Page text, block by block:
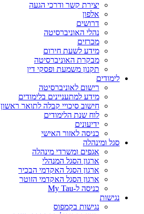
יצירת קשר ודרכי הגעה
אלפון
דרושים
נהלי האוניברסיטה
מכרזים
מידע לשעת חירום
מבקרת האוניברסיטה
תקנון משמעת ופסקי דין
לימודים
רישום לאוניברסיטה
מידע למתעניינים בלימודים
חישוב סיכויי קבלה לתואר ראשון
לוח שנת הלימודים
ידיעונים
כניסה לאזור האישי
סגל ומינהלה
אגפים ומשרדי מינהלה
ארגון הסגל המנהלי
ארגון הסגל האקדמי הבכיר
ארגון הסגל האקדמי הזוטר
כניסה ל-My Tau
נגישות
נגישות בקמפוס